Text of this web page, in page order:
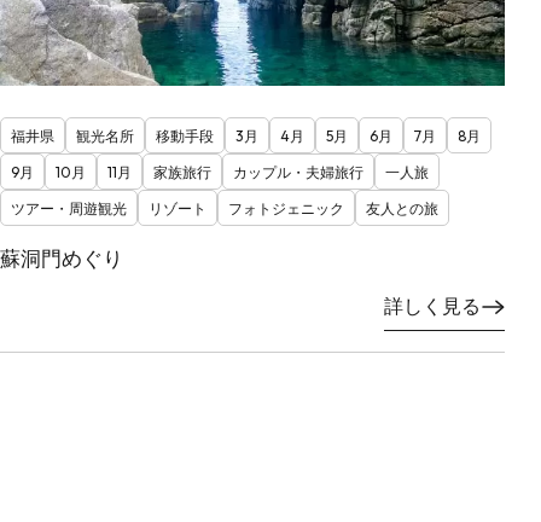
福井県 観光名所 移動手段 3月 4月 5月 6月 7月
8月
9月
10月 11月 家族旅行 カップル・夫婦旅行
一人旅
ツアー・周遊観光
リゾート フォトジェニック 友人との旅
蘇洞門めぐり
詳しく見る